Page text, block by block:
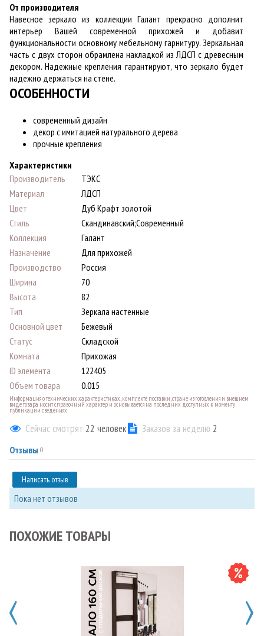
От производителя
Навесное зеркало из коллекции Галант прекрасно дополнит
интерьер Вашей современной прихожей и добавит
функциональности основному мебельному гарнитуру. Зеркальная
часть с двух сторон обрамлена накладкой из ЛДСП с древесным
декором. Надежные крепления гарантируют, что зеркало будет
надежно держаться на стене.
ОСОБЕННОСТИ
современный дизайн
декор с имитацией натурального дерева
прочные крепления
Характеристики
Производитель
ТЭКС
Материал
ЛДСП
Цвет
Дуб Крафт золотой
Стиль
Скандинавский;Современный
Коллекция
Галант
Назначение
Для прихожей
Производство
Россия
Ширина
70
Высота
82
Тип
Зеркала настенные
Основной цвет
Бежевый
Статус
Складской
Комната
Прихожая
ID элемента
122405
Объем товара
0.015
Информация о технических характеристиках, комплекте поставки, стране изготовления и внешнем
виде товара носит справочный характер и основывается на последних доступных к моменту
публикации сведениях
Сейчас смотрят 22 человек Заказов за неделю 2
Отзывы 0
Написать отзыв
Пока нет отзывов
ПОХОЖИЕ ТОВАРЫ